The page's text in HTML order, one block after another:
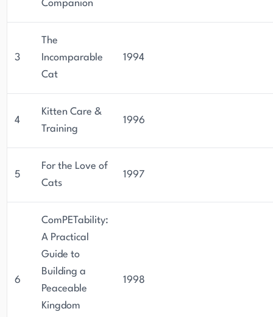
Companion
3
The
Incomparable
Cat
1994
4
Kitten Care &
Training
1996
5
For the Love of
Cats
1997
6
ComPETability:
A Practical
Guide to
Building a
Peaceable
Kingdom
1998